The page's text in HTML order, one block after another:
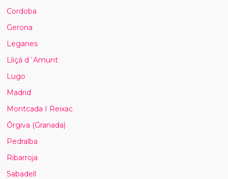
Cordoba
Gerona
Leganes
Lliçá d´Amunt
Lugo
Madrid
Montcada I Reixac
Órgiva (Granada)
Pedralba
Ribarroja
Sabadell